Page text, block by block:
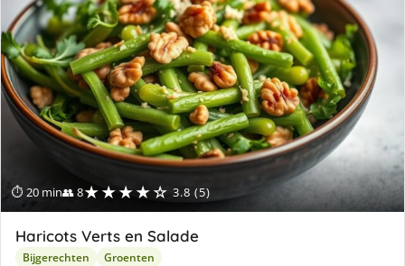
⏱ 20 min👥 8★★★★☆ 3.8 (5)
Haricots Verts en Salade
Bijgerechten Groenten